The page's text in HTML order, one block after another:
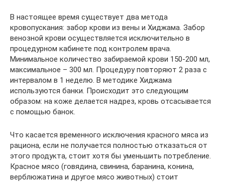
В настоящее время существует два метода
кровопускания: забор крови из вены и Хиджама. Забор
венозной крови осуществляется исключительно в
процедурном кабинете под контролем врача.
Минимальное количество забираемой крови 150-200 мл,
максимальное – 300 мл. Процедуру повторяют 2 раза с
интервалом в 1 неделю. В методике Хиджама
используются банки. Происходит это следующим
образом: на коже делается надрез, кровь отсасывается
с помощью банок.
Что касается временного исключения красного мяса из
рациона, если не получается полностью отказаться от
этого продукта, стоит хотя бы уменьшить потребление.
Красное мясо (говядина, свинина, баранина, конина,
верблюжатина и другое мясо животных) стоит